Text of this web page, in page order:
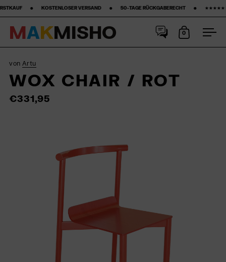
VERSAND ‎ ‎ ‎ ‎ ‎ ‎ ‎ •‎ ‎ ‎ ‎ ‎ ‎ ‎ ‎ 50-TAGE RÜCKGABERECHT ‎ ‎ ‎ ‎ ‎ ‎ ‎ •‎ ‎ ‎ ‎ ‎ ‎ ‎ ‎ ★★★★★ STARS AUF GOOGLE
MAKMISHO Warenkorb
0
vonArtu
WOX CHAIR / ROT
€331,95